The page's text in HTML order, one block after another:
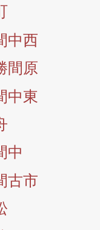
中西
間原
中東
中
古市